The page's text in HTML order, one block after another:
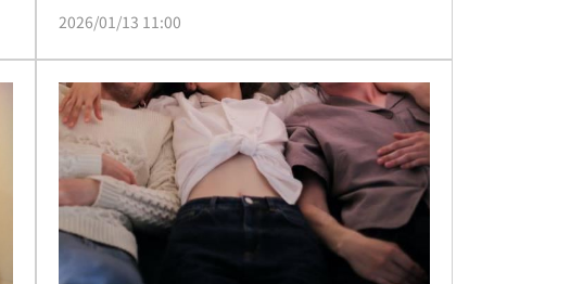
行不只幫企業找人，更直接對準求職者的荷包下
動。這場被網友戲稱為「職場版樂透」的活動，
主打「找工作天天送1萬元」，不僅要緩解服務
業的燃眉之急，更要讓敢於跳槽的勇夫們，在換
好工作的同時，先幫自己賺到一筆可觀的入職補
貼。
2026/01/13 11:00